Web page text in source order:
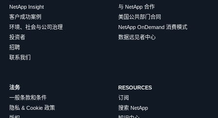
NetApp Insight
客户成功案例
环境、社会与公司治理
投资者
招聘
联系我们
与 NetApp 合作
美国公共部门合同
NetApp OnDemand 消费模式
数据远见者中心
法务
一般条款和条件
隐私 & Cookie 政策
RESOURCES
订阅
搜索 NetApp